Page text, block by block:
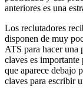
anteriores es una
Los reclutadores
disponen de muy
ATS para hacer una
claves es importante
que aparece debajo
claves para escribir